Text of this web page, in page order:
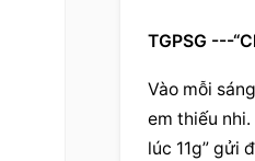
TGPSG ---
Vào mỗi
em thiếu
lúc 11g” gửi